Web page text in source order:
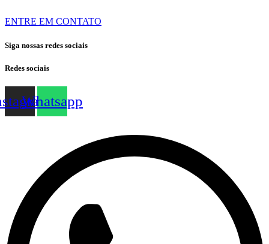
ENTRE EM CONTATO
Siga nossas redes sociais
Redes sociais
Whatsapp